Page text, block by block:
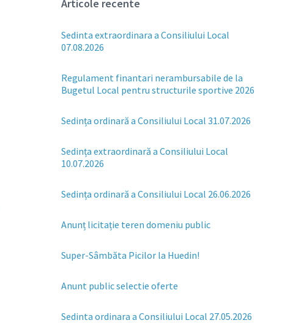
Articole recente
Sedinta extraordinara a Consiliului Local
07.08.2026
Regulament finantari nerambursabile de la
Bugetul Local pentru structurile sportive 2026
Sedința ordinară a Consiliului Local 31.07.2026
Sedința extraordinară a Consiliului Local
10.07.2026
Sedința ordinară a Consiliului Local 26.06.2026
Anunț licitație teren domeniu public
Super-Sâmbăta Picilor la Huedin!
Anunt public selectie oferte
Sedinta ordinara a Consiliului Local 27.05.2026